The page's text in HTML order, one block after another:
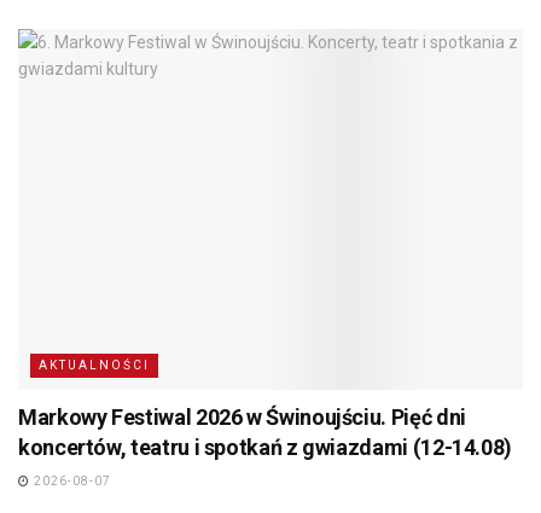
AKTUALNOŚCI
Markowy Festiwal 2026 w Świnoujściu. Pięć dni
koncertów, teatru i spotkań z gwiazdami (12-14.08)
2026-08-07